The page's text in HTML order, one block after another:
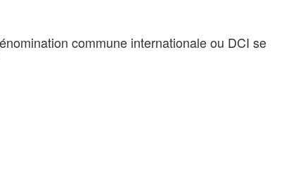
commune internationale ou DCI se